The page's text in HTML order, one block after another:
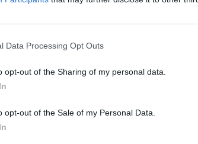
Data Processing Opt Outs
opt-out of the Sharing of my personal data.
opt-out of the Sale of my Personal Data.
t a Google hírfolyamodhoz!
további tartalmakért!